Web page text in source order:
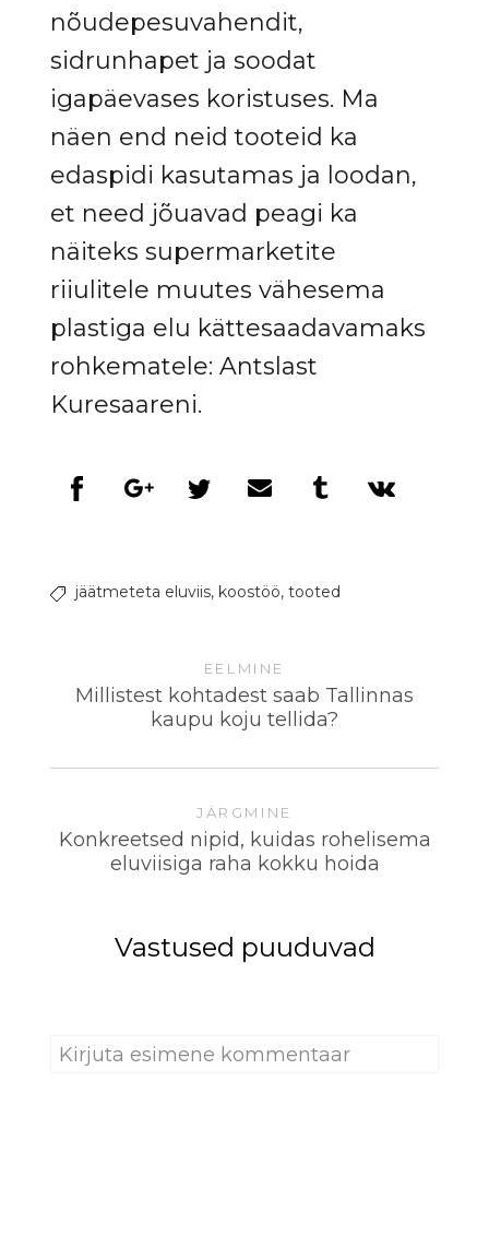
nõudepesuvahendit,
sidrunhapet ja soodat
igapäevases koristuses. Ma
näen end neid tooteid ka
edaspidi kasutamas ja loodan,
et need jõuavad peagi ka
näiteks supermarketite
riiulitele muutes vähesema
plastiga elu kättesaadavamaks
rohkematele: Antslast
Kuresaareni.
jäätmeteta eluviis, koostöö, tooted
EELMINE
Millistest kohtadest saab Tallinnas
kaupu koju tellida?
JÄRGMINE
Konkreetsed nipid, kuidas rohelisema
eluviisiga raha kokku hoida
Vastused puuduvad